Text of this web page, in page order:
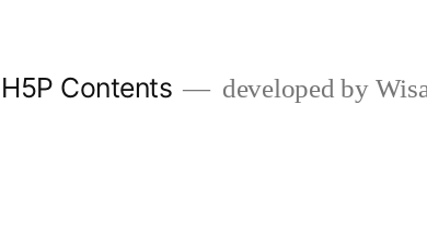
H5P Contents developed by